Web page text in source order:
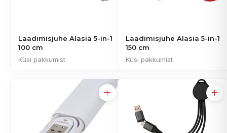
Laadimisjuhe Alasia 5-in-1
100 cm
Küsi pakkumist
Laadimisjuhe Alasia 5-in-1
150 cm
Küsi pakkumist